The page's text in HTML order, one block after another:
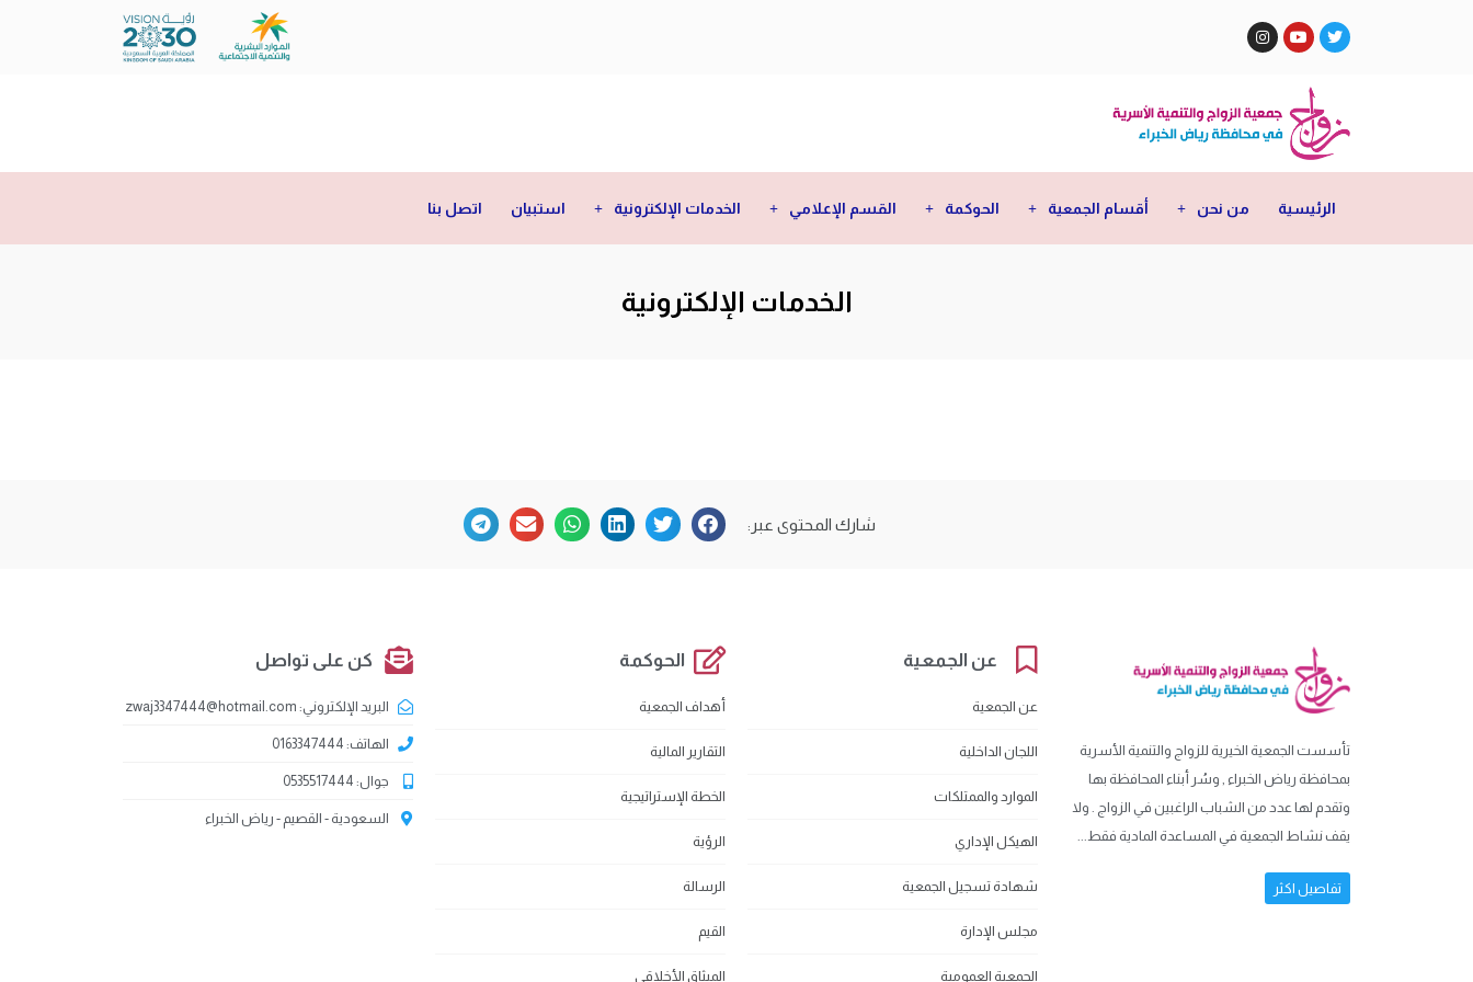
الرئيسية من نحن أقسام الجمعية الحوكمة القسم الإعلامي الخدمات الإلكترونية استبيان اتصل بنا
الخدمات الإلكترونية
شارك المحتوى عبر:
تأسست الجمعية الخيرية للزواج والتنمية الأسرية
بمحافظة رياض الخبراء , وسُر أبناء المحافظة بها
وتقدم لها عدد من الشباب الراغبين في الزواج . ولا
يقف نشاط الجمعية في المساعدة المادية فقط...
تفاصيل اكثر
عن الجمعية
عن الجمعية
اللجان الداخلية
الموارد والممتلكات
الهيكل الإداري
شهادة تسجيل الجمعية
مجلس الإدارة
الجمعية العمومية
الحوكمة
أهداف الجمعية
التقارير المالية
الخطة الإستراتيجية
الرؤية
الرسالة
القيم
الميثاق الأخلاقي
كن على تواصل
البريد الإلكتروني: zwaj3347444@hotmail.com
الهاتف: 0163347444
جوال: 0535517444
السعودية - القصيم - رياض الخبراء